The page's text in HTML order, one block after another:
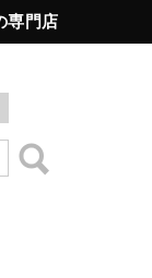
専門店